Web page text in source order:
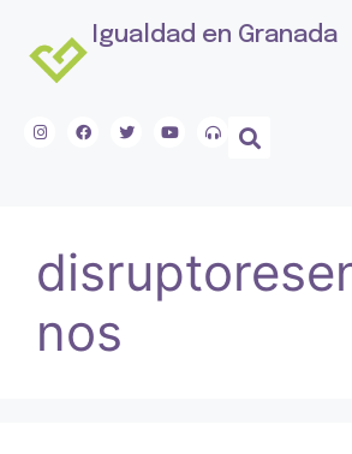
Igualdad en Granada
nos